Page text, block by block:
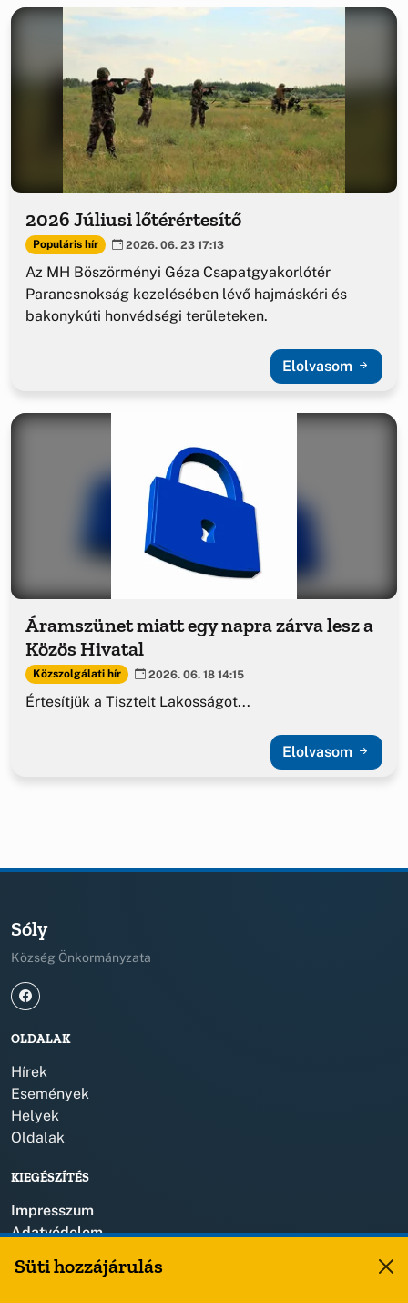
2026 Júliusi lőtérértesítő
Populáris hír 2026. 06. 23 17:13
Az MH Böszörményi Géza Csapatgyakorlótér
Parancsnokság kezelésében lévő hajmáskéri és
bakonykúti honvédségi területeken.
Elolvasom
Áramszünet miatt egy napra zárva lesz a
Közös Hivatal
Közszolgálati hír 2026. 06. 18 14:15
Értesítjük a Tisztelt Lakosságot...
Elolvasom
Sóly
Község Önkormányzata
OLDALAK
Hírek
Események
Helyek
Oldalak
KIEGÉSZÍTÉS
Impresszum
Adatvédelem
Süti hozzájárulás